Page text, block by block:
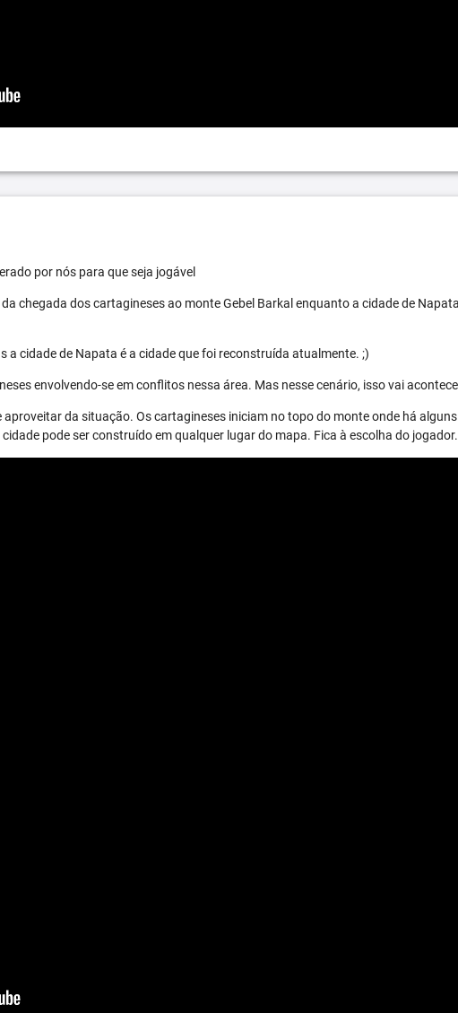
por nós para que seja jogável
chegada dos cartagineses ao monte Gebel Barkal enquanto a cidade de
a cidade de Napata é a cidade que foi reconstruída atualmente. ;)
envolvendo-se em conflitos nessa área. Mas nesse cenário, isso vai
da situação. Os cartagineses iniciam no topo do monte onde há
pode ser construído em qualquer lugar do mapa. Fica à escolha do jogador.